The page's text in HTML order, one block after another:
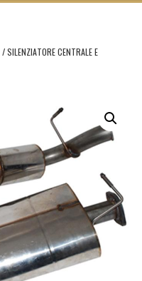
/ SILENZIATORE CENTRALE E